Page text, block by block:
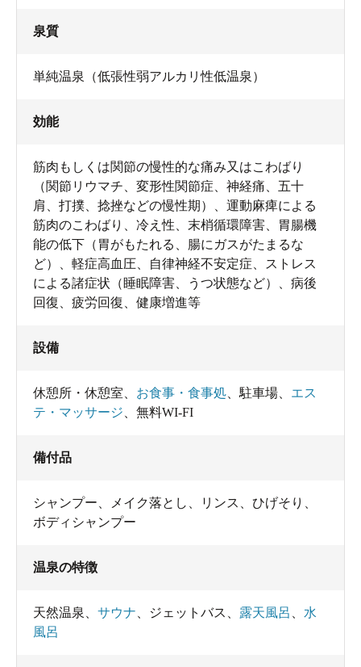
泉質
単純温泉（低張性弱アルカリ性低温泉）
効能
筋肉もしくは関節の慢性的な痛み又はこわばり
（関節リウマチ、変形性関節症、神経痛、五十
肩、打撲、捻挫などの慢性期）、運動麻痺による
筋肉のこわばり、冷え性、末梢循環障害、胃腸機
能の低下（胃がもたれる、腸にガスがたまるな
ど）、軽症高血圧、自律神経不安定症、ストレス
による諸症状（睡眠障害、うつ状態など）、病後
回復、疲労回復、健康増進等
設備
休憩所・休憩室 お食事・食事処 駐車場
エス
テ・マッサージ
無料WI-FI
備付品
シャンプー メイク落とし リンス ひげそり
ボディシャンプー
温泉の特徴
天然温泉 サウナ ジェットバス 露天風呂
水
風呂